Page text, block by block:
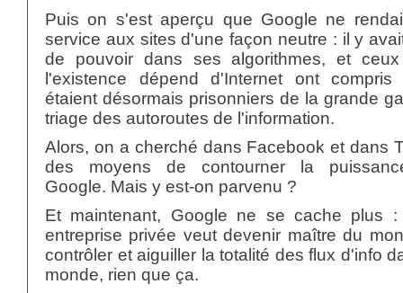
Puis on s'est aperçu que Google ne
service aux sites d'une façon neutre : il y
de pouvoir dans ses algorithmes, et
l'existence dépend d'Internet ont compris
étaient désormais prisonniers de la grande
triage des autoroutes de l'information.
Alors, on a cherché dans Facebook et dans
des moyens de contourner la
Google. Mais y est-on parvenu ?
Et maintenant, Google ne se cache plus :
entreprise privée veut devenir maître du
contrôler et aiguiller la totalité des flux d'info
monde, rien que ça.